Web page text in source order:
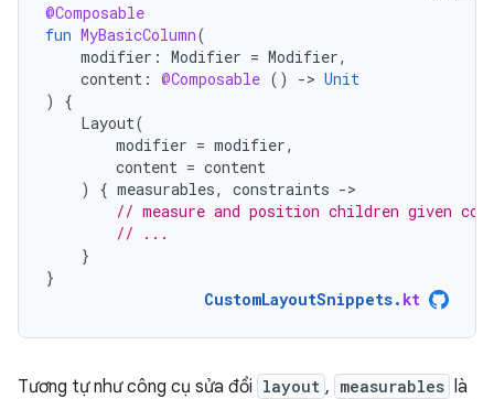
@Composable
fun MyBasicColumn(
modifier : Modifier = Modifier,
content : @Composable () -> Unit
)
{
Layout(
modifier = modifier,
content = content
)
{ measurables, constraints -
// measure and position children given
// ...
}
}
CustomLayoutSnippets. kt
Tương tự như công cụ sửa đổi layout , measurables
là